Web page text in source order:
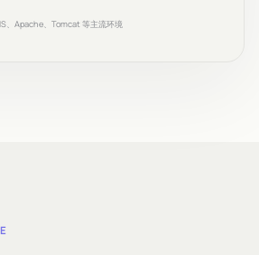
、Apache、Tomcat 等主流环境